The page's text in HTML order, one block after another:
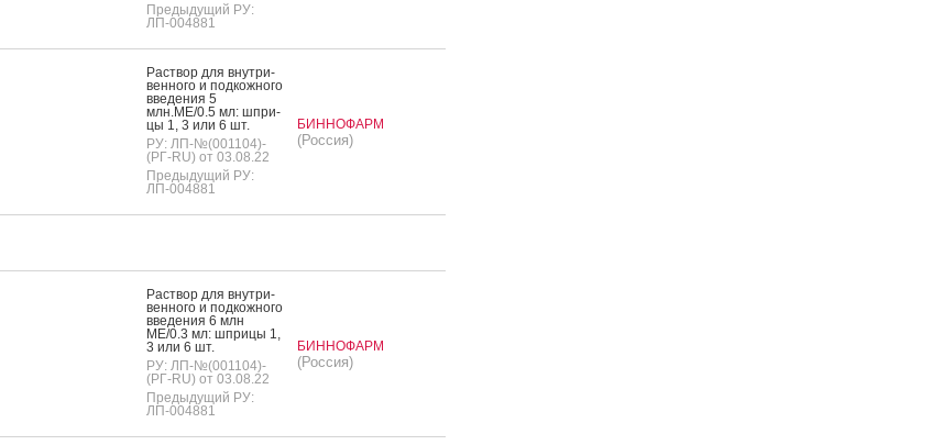
Предыдущий РУ:
ЛП-004881
Рас­твор для внут­ри­
вен­но­го и под­кожно­го
вве­дения 5
млн.МЕ/0.5 мл: шпри­
цы 1, 3 или 6 шт.
РУ: ЛП-№(001104)-
(РГ-RU) от 03.08.22
Предыдущий РУ:
ЛП-004881
БИННОФАРМ
(Россия)
Рас­твор для внут­ри­
вен­но­го и под­кожно­го
вве­дения 6 млн
МЕ/0.3 мл: шпри­цы 1,
3 или 6 шт.
РУ: ЛП-№(001104)-
(РГ-RU) от 03.08.22
Предыдущий РУ:
ЛП-004881
БИННОФАРМ
(Россия)